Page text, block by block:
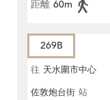
距離 60m
269B
往 天水圍市中心
佐敦炮台街 站